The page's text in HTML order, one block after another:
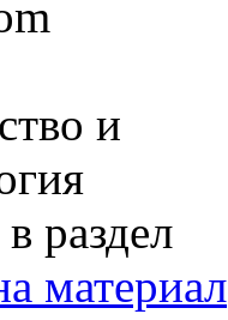
и
раздел
материал